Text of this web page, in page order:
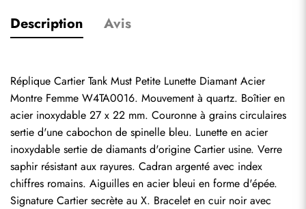
Description Avis
Réplique Cartier Tank Must Petite Lunette Diamant Acier
Montre Femme W4TA0016. Mouvement à quartz. Boîtier en
acier inoxydable 27 x 22 mm. Couronne à grains circulaires
sertie d'une cabochon de spinelle bleu. Lunette en acier
inoxydable sertie de diamants d'origine Cartier usine. Verre
saphir résistant aux rayures. Cadran argenté avec index
chiffres romains. Aiguilles en acier bleui en forme d'épée.
Signature Cartier secrète au X. Bracelet en cuir noir avec